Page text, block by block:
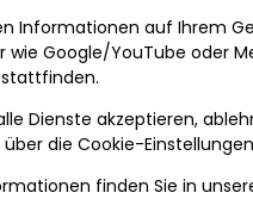
Informationen auf Ihrem
wie Google/YouTube oder
stattfinden.
Dienste akzeptieren,
über die Cookie-Einstellungen
finden Sie in